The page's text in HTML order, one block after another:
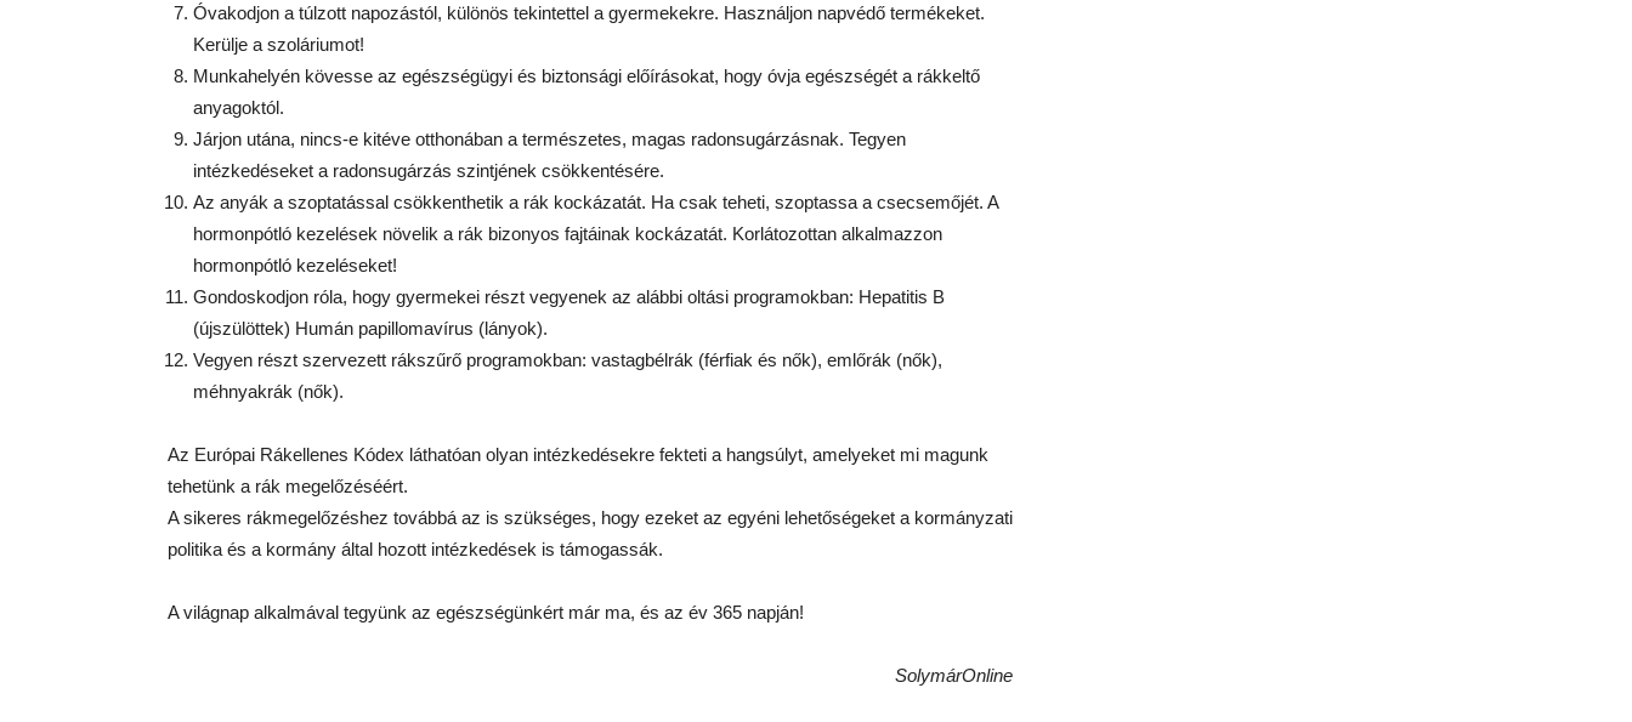
Óvakodjon a túlzott napozástól, különös tekintettel a gyermekekre. Használjon napvédő termékeket.
Kerülje a szoláriumot!
Munkahelyén kövesse az egészségügyi és biztonsági előírásokat, hogy óvja egészségét a rákkeltő
anyagoktól.
Járjon utána, nincs-e kitéve otthonában a természetes, magas radonsugárzásnak. Tegyen
intézkedéseket a radonsugárzás szintjének csökkentésére.
Az anyák a szoptatással csökkenthetik a rák kockázatát. Ha csak teheti, szoptassa a csecsemőjét. A
hormonpótló kezelések növelik a rák bizonyos fajtáinak kockázatát. Korlátozottan alkalmazzon
hormonpótló kezeléseket!
Gondoskodjon róla, hogy gyermekei részt vegyenek az alábbi oltási programokban: Hepatitis B
(újszülöttek) Humán papillomavírus (lányok).
Vegyen részt szervezett rákszűrő programokban: vastagbélrák (férfiak és nők), emlőrák (nők),
méhnyakrák (nők).
Az Európai Rákellenes Kódex láthatóan olyan intézkedésekre fekteti a hangsúlyt, amelyeket mi magunk
tehetünk a rák megelőzéséért.
A sikeres rákmegelőzéshez továbbá az is szükséges, hogy ezeket az egyéni lehetőségeket a kormányzati
politika és a kormány által hozott intézkedések is támogassák.
A világnap alkalmával tegyünk az egészségünkért már ma, és az év 365 napján!
SolymárOnline